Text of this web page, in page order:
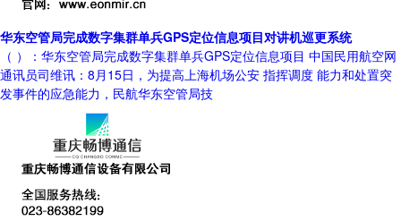
华东空管局完成数字集群单兵GPS定位信息项目对讲机巡更系统
（ ）：华东空管局完成数字集群单兵GPS定位信息项目 中国民用航空网
通讯员司维讯：8月15日，为提高上海机场公安 指挥调度 能力和处置突
发事件的应急能力，民航华东空管局技